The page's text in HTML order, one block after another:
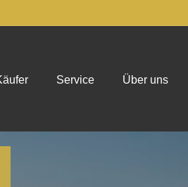
Service Über uns